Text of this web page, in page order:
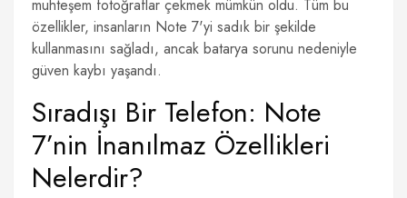
muhteşem fotoğraflar çekmek mümkün oldu. Tüm bu
özellikler, insanların Note 7'yi sadık bir şekilde
kullanmasını sağladı, ancak batarya sorunu nedeniyle
güven kaybı yaşandı.
Sıradışı Bir Telefon: Note
7’nin İnanılmaz Özellikleri
Nelerdir?